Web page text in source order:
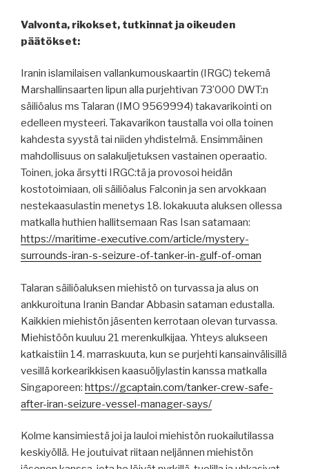
Valvonta, rikokset, tutkinnat ja oikeuden
päätökset:
Iranin islamilaisen vallankumouskaartin (IRGC) tekemä
Marshallinsaarten lipun alla purjehtivan 73’000 DWT:n
säiliöalus ms Talaran (IMO 9569994) takavarikointi on
edelleen mysteeri. Takavarikon taustalla voi olla toinen
kahdesta syystä tai niiden yhdistelmä. Ensimmäinen
mahdollisuus on salakuljetuksen vastainen operaatio.
Toinen, joka ärsytti IRGC:tä ja provosoi heidän
kostotoimiaan, oli säiliöalus Falconin ja sen arvokkaan
nestekaasulastin menetys 18. lokakuuta aluksen ollessa
matkalla huthien hallitsemaan Ras Isan satamaan:
https://maritime-executive.com/article/mystery-
surrounds-iran-s-seizure-of-tanker-in-gulf-of-oman
Talaran säiliöaluksen miehistö on turvassa ja alus on
ankkuroituna Iranin Bandar Abbasin sataman edustalla.
Kaikkien miehistön jäsenten kerrotaan olevan turvassa.
Miehistöön kuuluu 21 merenkulkijaa. Yhteys alukseen
katkaistiin 14. marraskuuta, kun se purjehti kansainvälisillä
vesillä korkearikkisen kaasuöljylastin kanssa matkalla
Singaporeen: https://gcaptain.com/tanker-crew-safe-
after-iran-seizure-vessel-manager-says/
Kolme kansimiestä joi ja lauloi miehistön ruokailutilassa
keskiyöllä. He joutuivat riitaan neljännen miehistön